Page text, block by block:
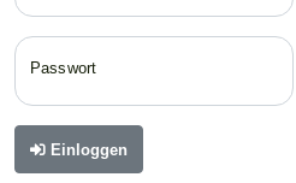
Passwort
Einloggen